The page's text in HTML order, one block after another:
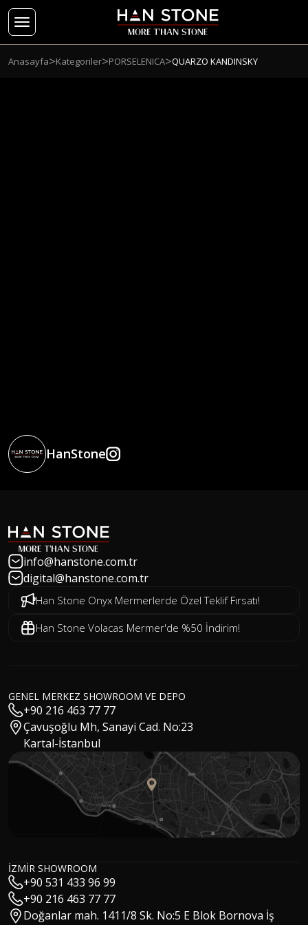
Anasayfa>Kategoriler>PORSELENICA>QUARZO KANDINSKY
Hakan Kızıltuğ
MSc Architect / CEO
Gökhan Özay
Sales Manager
HanStone
info@hanstone.com.tr
digital@hanstone.com.tr
Han Stone Onyx Mermerlerde Özel Teklif Fırsatı!
Han Stone Volacas Mermer'de %50 İndirim!
GENEL MERKEZ SHOWROOM VE DEPO
+90 216 463 77 77
Çavuşoğlu Mh, Sanayi Cad. No:23
Kartal-İstanbul
İZMİR SHOWROOM
+90 531 433 96 99
+90 216 463 77 77
Doğanlar mah. 1411/8 Sk. No:5 E Blok Bornova İş